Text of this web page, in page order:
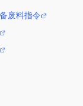
废料指令